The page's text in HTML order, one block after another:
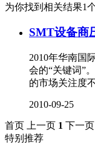
为你找到相关结果1
SMT设备商
2010年华南国
会的“关键词”
的市场关注度
2010-09-25
首页 上一页 1 下一页
特别推荐